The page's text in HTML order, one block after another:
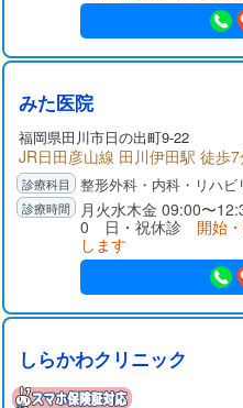
みた医院
福岡県田川市日の出町9-22
JR日田彦山線 田川伊田駅 徒歩
整形外科・内科・リハ
月火水木金 09:00〜
0 日・祝休診 開始
します
しらかわクリニック